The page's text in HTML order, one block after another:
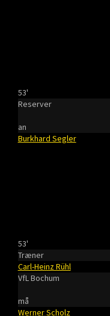
53'
Reserver
an
Burkhard Segler
53'
Træner
Carl-Heinz Rühl
VfL Bochum
må
Werner Scholz